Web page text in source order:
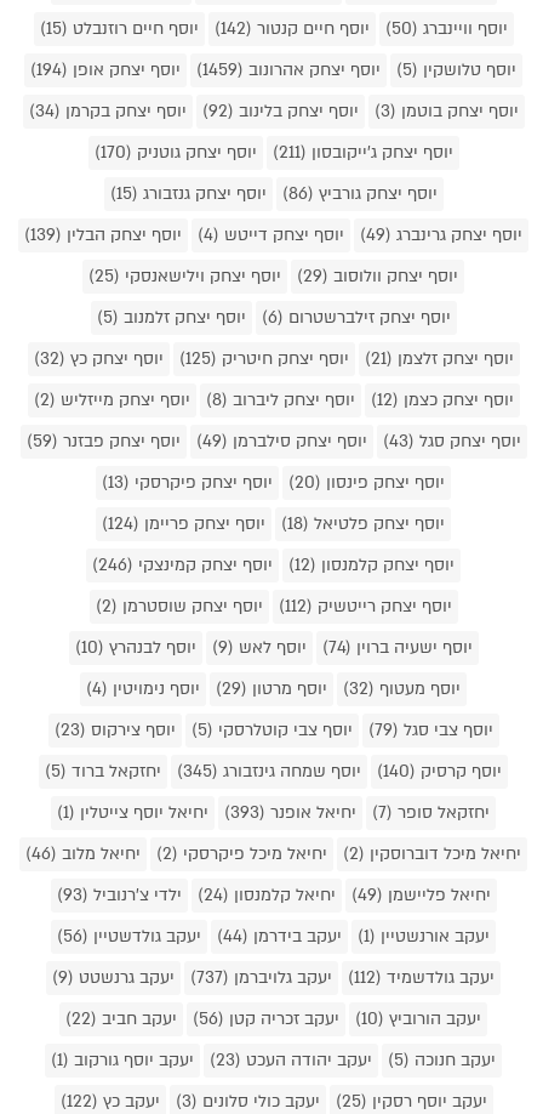
יוסף וויינברג (50)
יוסף חיים קנטור (142)
יוסף חיים רוזנבלט (15)
יוסף טלושקין (5)
יוסף יצחק אהרונוב (1459)
יוסף יצחק אופן (194)
יוסף יצחק בוטמן (3)
יוסף יצחק בלינוב (92)
יוסף יצחק בקרמן (34)
יוסף יצחק ג'ייקובסון (211)
יוסף יצחק גוטניק (170)
יוסף יצחק גורביץ (86)
יוסף יצחק גנזבורג (15)
יוסף יצחק גרינברג (49)
יוסף יצחק דייטש (4)
יוסף יצחק הבלין (139)
יוסף יצחק וולוסוב (29)
יוסף יצחק וילישאנסקי (25)
יוסף יצחק זילברשטרום (6)
יוסף יצחק זלמנוב (5)
יוסף יצחק זלצמן (21)
יוסף יצחק חיטריק (125)
יוסף יצחק כץ (32)
יוסף יצחק כצמן (12)
יוסף יצחק ליברוב (8)
יוסף יצחק מייזליש (2)
יוסף יצחק סגל (43)
יוסף יצחק סילברמן (49)
יוסף יצחק פבזנר (59)
יוסף יצחק פינסון (20)
יוסף יצחק פיקרסקי (13)
יוסף יצחק פלטיאל (18)
יוסף יצחק פריימן (124)
יוסף יצחק קלמנסון (12)
יוסף יצחק קמינצקי (246)
יוסף יצחק רייטשיק (112)
יוסף יצחק שוסטרמן (2)
יוסף ישעיה ברוין (74)
יוסף לאש (9)
יוסף לבנהרץ (10)
יוסף מעטוף (32)
יוסף מרטון (29)
יוסף נימויטין (4)
יוסף צבי סגל (79)
יוסף צבי קוטלרסקי (5)
יוסף צירקוס (23)
יוסף קרסיק (140)
יוסף שמחה גינזבורג (345)
יחזקאל ברוד (5)
יחזקאל סופר (7)
יחיאל אופנר (393)
יחיאל יוסף צייטלין (1)
יחיאל מיכל דוברוסקין (2)
יחיאל מיכל פיקרסקי (2)
יחיאל מלוב (46)
יחיאל פליישמן (49)
יחיאל קלמנסון (24)
ילדי צ'רנוביל (93)
יעקב אורנשטיין (1)
יעקב בידרמן (44)
יעקב גולדשטיין (56)
יעקב גולדשמיד (112)
יעקב גלויברמן (737)
יעקב גרנשטט (9)
יעקב הורוביץ (10)
יעקב זכריה קטן (56)
יעקב חביב (22)
יעקב חנוכה (5)
יעקב יהודה העכט (23)
יעקב יוסף גורקוב (1)
יעקב יוסף רסקין (25)
יעקב כולי סלונים (3)
יעקב כץ (122)